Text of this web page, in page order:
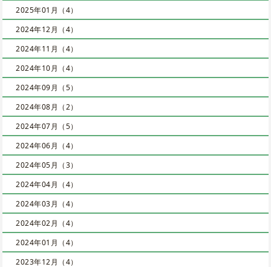
2025年01月（4）
2024年12月（4）
2024年11月（4）
2024年10月（4）
2024年09月（5）
2024年08月（2）
2024年07月（5）
2024年06月（4）
2024年05月（3）
2024年04月（4）
2024年03月（4）
2024年02月（4）
2024年01月（4）
2023年12月（4）